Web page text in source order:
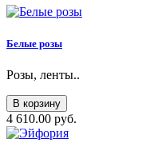
Белые розы
Розы, ленты..
В корзину
4 610.00 руб.